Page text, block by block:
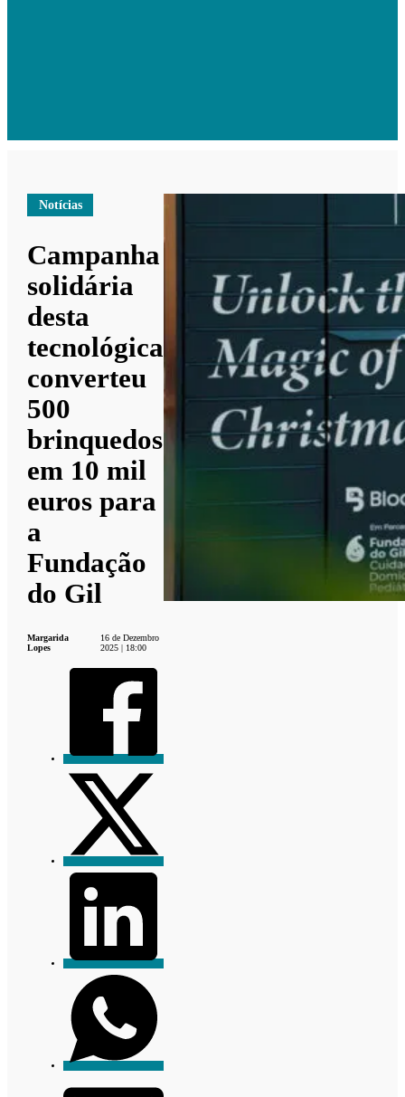
Notícias
Campanha
solidária
desta
tecnológica
converteu
500
brinquedos
em 10 mil
euros para
a
Fundação
do Gil
Margarida
Lopes
16 de Dezembro
2025 | 18:00